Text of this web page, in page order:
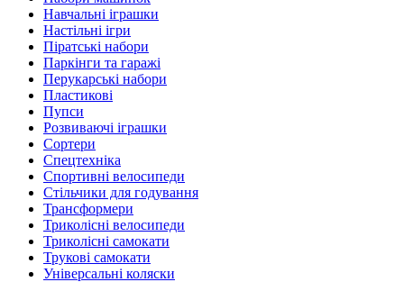
Навчальні іграшки
Настільні ігри
Піратські набори
Паркінги та гаражі
Перукарські набори
Пластикові
Пупси
Розвиваючі іграшки
Сортери
Спецтехніка
Спортивні велосипеди
Стільчики для годування
Трансформери
Триколісні велосипеди
Триколісні самокати
Трукові самокати
Універсальні коляски